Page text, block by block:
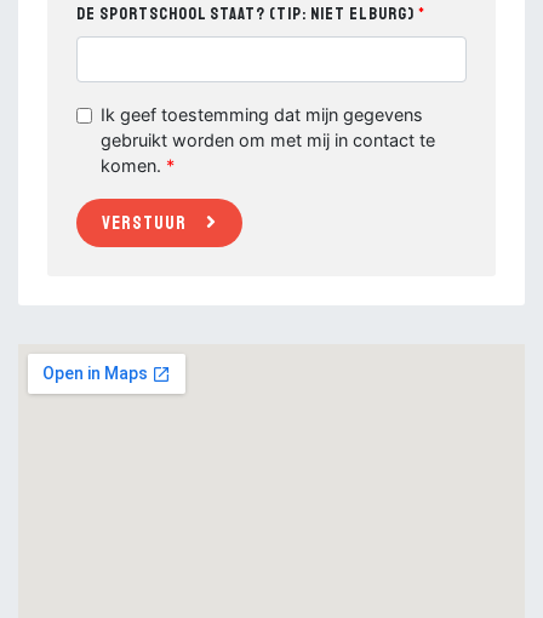
de sportschool staat? (Tip: niet Elburg)
Ik geef toestemming dat mijn gegevens
gebruikt worden om met mij in contact te
komen.
Verstuur